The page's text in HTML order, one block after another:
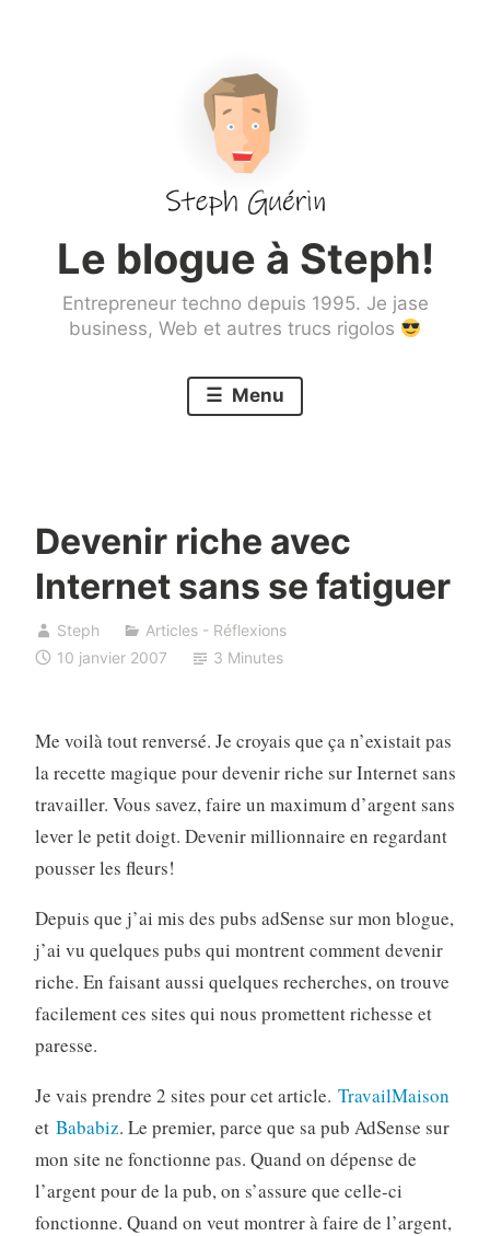
Le blogue à Steph!
Entrepreneur techno depuis 1995. Je jase
business, Web et autres trucs rigolos
Menu
Devenir riche avec
Internet sans se fatiguer
Steph
Articles - Réflexions
10 janvier 2007
3 Minutes
Me voilà tout renversé. Je croyais que ça n’existait pas
la recette magique pour devenir riche sur Internet sans
travailler. Vous savez, faire un maximum d’argent sans
lever le petit doigt. Devenir millionnaire en regardant
pousser les fleurs!
Depuis que j’ai mis des pubs adSense sur mon blogue,
j’ai vu quelques pubs qui montrent comment devenir
riche. En faisant aussi quelques recherches, on trouve
facilement ces sites qui nous promettent richesse et
paresse.
Je vais prendre 2 sites pour cet article. TravailMaison
et Bababiz. Le premier, parce que sa pub AdSense sur
mon site ne fonctionne pas. Quand on dépense de
l’argent pour de la pub, on s’assure que celle-ci
fonctionne. Quand on veut montrer à faire de l’argent,